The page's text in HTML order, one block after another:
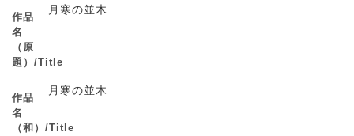
作品
名
（原
題）/Title
月寒の並木
作品
名
（和）/Title
月寒の並木